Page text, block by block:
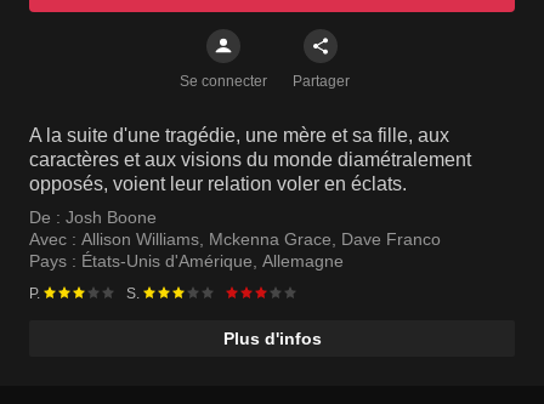
Se connecter Partager
A la suite d'une tragédie, une mère et sa fille, aux
caractères et aux visions du monde diamétralement
opposés, voient leur relation voler en éclats.
De : Josh Boone
Avec : Allison Williams, Mckenna Grace, Dave Franco
Pays : États-Unis d'Amérique, Allemagne
P. S.
Plus d'infos